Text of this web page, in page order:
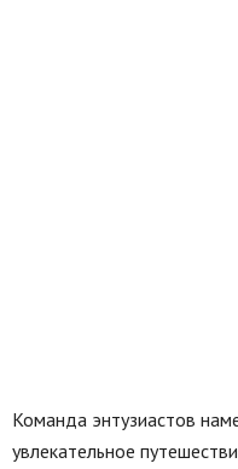
Команда энтузиастов
увлекательное